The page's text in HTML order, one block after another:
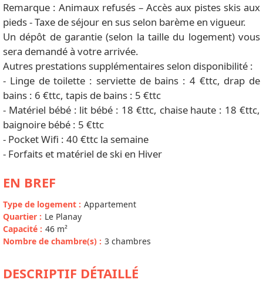
Remarque : Animaux refusés – Accès aux pistes skis aux
pieds - Taxe de séjour en sus selon barème en vigueur.
Un dépôt de garantie (selon la taille du logement) vous
sera demandé à votre arrivée.
Autres prestations supplémentaires selon disponibilité :
- Linge de toilette : serviette de bains : 4 €ttc, drap de
bains : 6 €ttc, tapis de bains : 5 €ttc
- Matériel bébé : lit bébé : 18 €ttc, chaise haute : 18 €ttc,
baignoire bébé : 5 €ttc
- Pocket Wifi : 40 €ttc la semaine
- Forfaits et matériel de ski en Hiver
EN BREF
Type de logement : Appartement
Quartier : Le Planay
Capacité : 46 m²
Nombre de chambre(s) : 3 chambres
DESCRIPTIF DÉTAILLÉ